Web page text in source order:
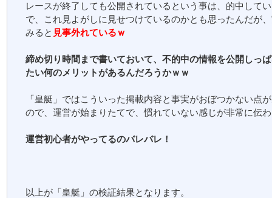
レースが終了しても公開されているという事は、的中して
で、これ見よがしに見せつけているのかとも思ったんだが
みると 見事外れているｗ
締め切り時間まで書いておいて、不的中の情報を公開しっ
たい何のメリットがあるんだろうかｗｗ
「皇艇」ではこういった掲載内容と事実がおぼつかない点
ので、運営が始まりたてで、慣れていない感じが非常に伝
運営初心者がやってるのバレバレ！
以上が「皇艇」の検証結果となります。